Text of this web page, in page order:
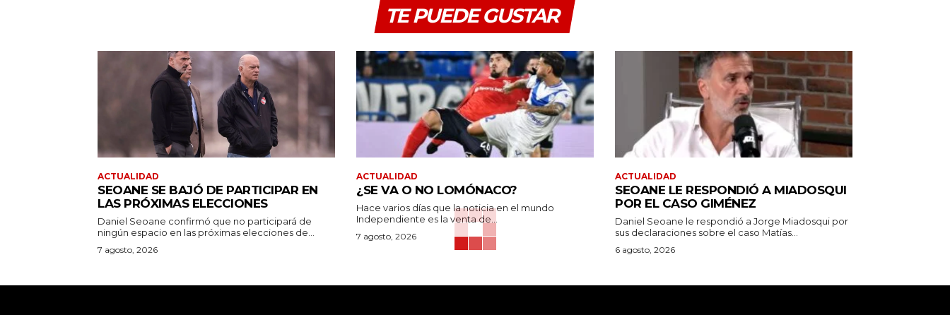
TE PUEDE GUSTAR
ACTUALIDAD
SEOANE SE BAJÓ DE PARTICIPAR EN
LAS PRÓXIMAS ELECCIONES
Daniel Seoane confirmó que no participará de
ningún espacio en las próximas elecciones de...
7 agosto, 2026
ACTUALIDAD
¿SE VA O NO LOMÓNACO?
Hace varios días que la noticia en el mundo
Independiente es la venta de...
7 agosto, 2026
ACTUALIDAD
SEOANE LE RESPONDIÓ A MIADOSQUI
POR EL CASO GIMÉNEZ
Daniel Seoane le respondió a Jorge Miadosqui por
sus declaraciones sobre el caso Matías...
6 agosto, 2026